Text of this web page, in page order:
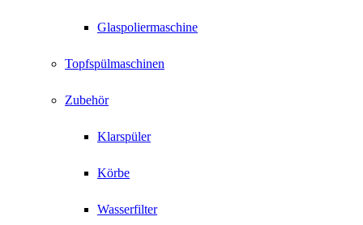
Glaspoliermaschine
Topfspülmaschinen
Zubehör
Klarspüler
Körbe
Wasserfilter